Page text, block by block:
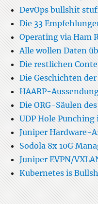
DevOps bullshit
Die 33
Operating via Ham
Alle wollen Daten
Die restlichen
Die Geschichten
HAARP-
Die ORG-Säulen
UDP Hole
Juniper Hardware-
Sodola 8x 10G
Juniper EVPN/
Kubernetes is